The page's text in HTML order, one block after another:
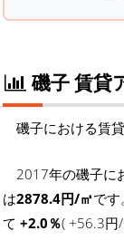
磯子 賃貸
磯子における賃
2017年の磯子に
は2878.4円/㎡で
て +2.0％( +56.3円/